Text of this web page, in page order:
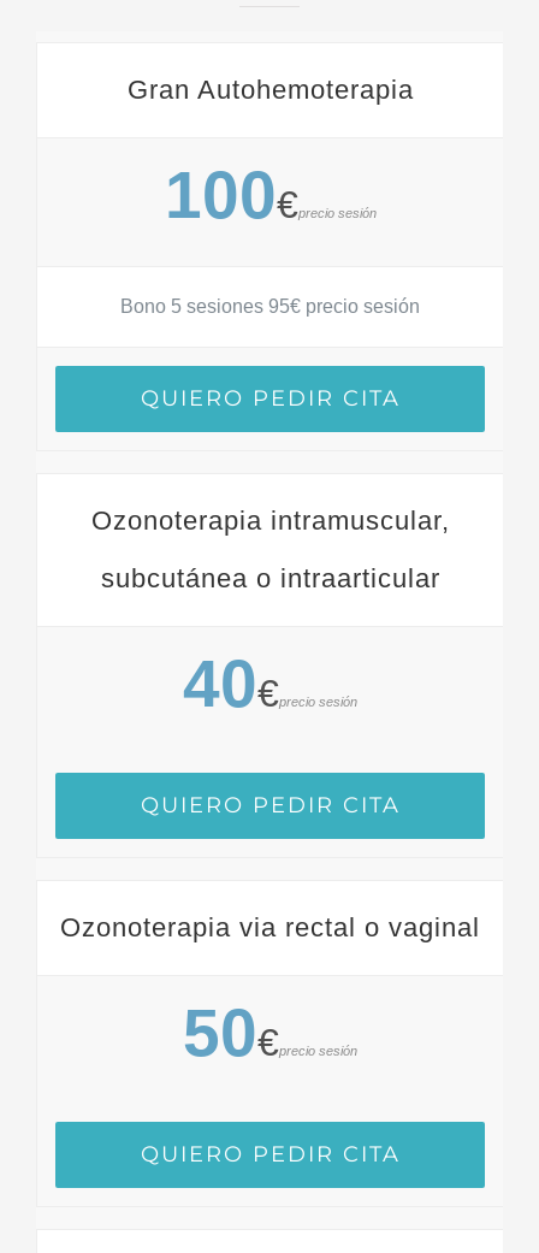
Gran Autohemoterapia
100€precio sesión
Bono 5 sesiones 95€ precio sesión
QUIERO PEDIR CITA
Ozonoterapia intramuscular,
subcutánea o intraarticular
40€precio sesión
QUIERO PEDIR CITA
Ozonoterapia via rectal o vaginal
50€precio sesión
QUIERO PEDIR CITA